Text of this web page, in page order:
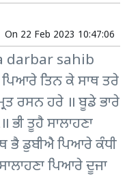
On 22 Feb 2023 10:47:06
darbar sahib
ਤਿਨ ਕੇ ਸਾਥ ਤਰੇ
ਰਸਨ ਹਰੇ ॥ ਬੂਡੇ ਭਾਰੇ
ਭੀ ਤੂਹੈ ਸਾਲਾਹਣਾ
ਭੈ ਡੁਬੀਐ ਪਿਆਰੇ ਕੰਧੀ
ਪਿਆਰੇ ਦੂਜਾ